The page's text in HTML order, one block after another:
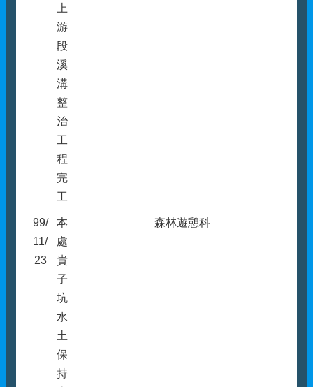
上
游
段
溪
溝
整
治
工
程
完
工
99/
11/
23
本
處
貴
子
坑
水
土
保
持
森林遊憩科